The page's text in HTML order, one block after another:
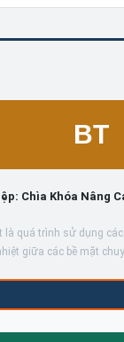
Chìa Khóa Nâng
là quá trình sử dụng
giữa các bề mặt